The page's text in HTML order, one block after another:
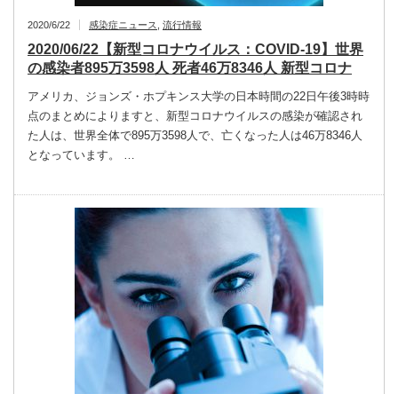
2020/6/22 感染症ニュース 流行情報
2020/06/22【新型コロナウイルス：COVID-19】世界
の感染者895万3598人 死者46万8346人 新型コロナ
アメリカ、ジョンズ・ホプキンス大学の日本時間の22日午後3時時
点のまとめによりますと、新型コロナウイルスの感染が確認され
た人は、世界全体で895万3598人で、亡くなった人は46万8346人
となっています。 …